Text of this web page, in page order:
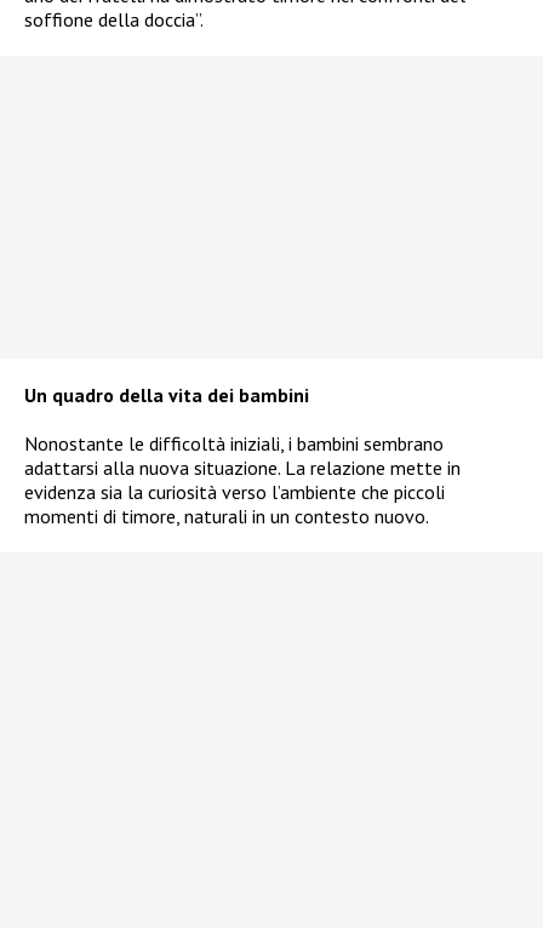
soffione della doccia”.
Un quadro della vita dei bambini
Nonostante le difficoltà iniziali, i bambini sembrano
adattarsi alla nuova situazione. La relazione mette in
evidenza sia la curiosità verso l’ambiente che piccoli
momenti di timore, naturali in un contesto nuovo.